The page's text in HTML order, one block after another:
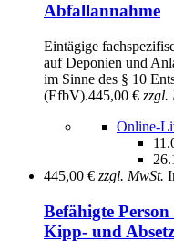
Abfallannahme
Eintägige
auf Deponien und
im Sinne des § 10
(EfbV).445,00 € zzgl.
Online-
445,00 € zzgl. MwSt.
Befähigte
Kipp- und